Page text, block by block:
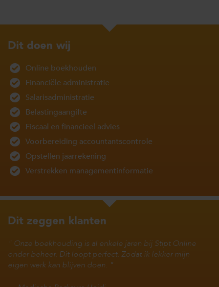
Dit doen wij
Online boekhouden
Financiële administratie
Salarisadministratie
Belastingaangifte
Fiscaal en financieel advies
Voorbereiding accountantscontrole
Opstellen jaarrekening
Verstrekken managementinformatie
Dit zeggen klanten
Onze boekhouding is al enkele jaren bij Stipt Online
onder beheer. Dit loopt perfect. Zodat ik lekker mijn
eigen werk kan blijven doen.